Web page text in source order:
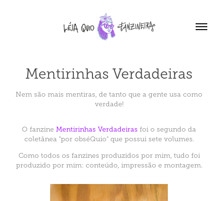
Mentirinhas Verdadeiras
Nem são mais mentiras, de tanto que a gente usa como
verdade!
O fanzine Mentirinhas Verdadeiras foi o segundo da
coletânea "por obséQuio" que possui sete volumes.
Como todos os fanzines produzidos por mim, tudo foi
produzido por mim: conteúdo, impressão e montagem.